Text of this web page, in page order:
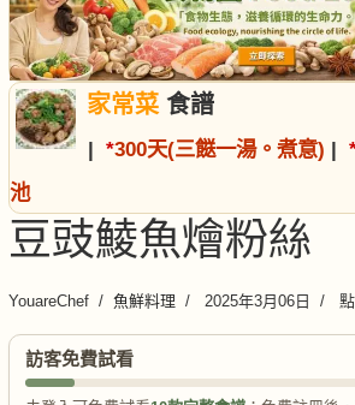
家常菜食譜
| *300天(三餸一湯。煮意) |
池
豆豉鯪魚燴粉絲
YouareChef 魚鮮料理 2025年3月06日
訪客免費試看